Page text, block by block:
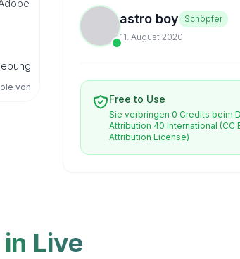
von
astro boy Schöpfer
11. August 2020
Free to Use
Sie verbringen 0 Credits beim
Attribution 40 International (CC
Attribution License)
Live